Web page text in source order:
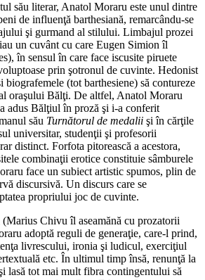
său literar, Anatol Moraru este unul dintre
de influenţă barthesiană, remarcându-se
şi gurmand al stilului. Limbajul prozei
un cuvânt cu care Eugen Simion îl
în sensul în care face iscusite piruete
prin şotronul de cuvinte. Hedonist
biografemele (tot barthesiene) să contureze
oraşului Bălţi. De altfel, Anatol Moraru
adus Bălţiul în proză şi i-a conferit
său Turnătorul de medalii şi în cărţile
universitar, studenţii şi profesorii
distinct. Forfota pitorească a acestora,
combinaţii erotice constituie sâmburele
face un subiect artistic spumos, plin de
discursivă. Un discurs care se
propriului joc de cuvinte.
Chivu îl aseamănă cu prozatorii
adoptă reguli de generaţie, care-l prind,
livrescului, ironia şi ludicul, exerciţiul
etc. În ultimul timp însă, renunţă la
lasă tot mai mult fibra contingentului să